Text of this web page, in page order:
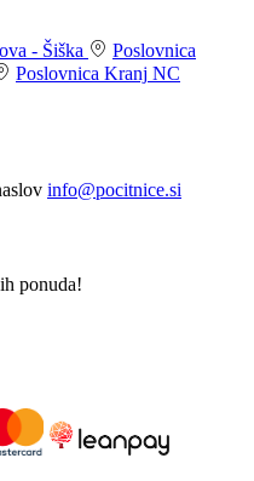
- Šiška
Poslovnica
Poslovnica Kranj NC
info@pocitnice.si
ponuda!